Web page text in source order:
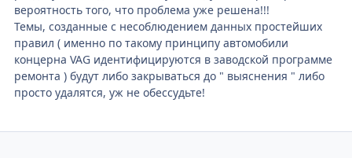
вероятность того, что проблема уже решена!!!
Темы, созданные с несоблюдением данных простейших
правил ( именно по такому принципу автомобили
концерна VAG идентифицируются в заводской программе
ремонта ) будут либо закрываться до " выяснения " либо
просто удалятся, уж не обессудьте!